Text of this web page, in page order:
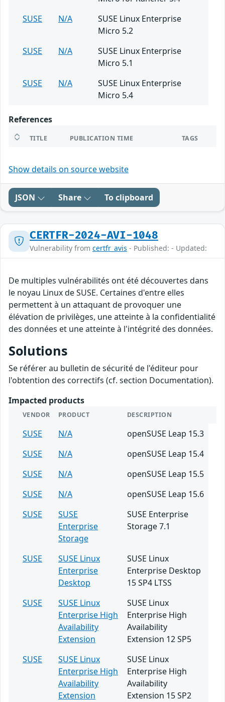
SUSE
N/A
SUSE Linux Enterprise
Micro 5.2
SUSE
N/A
SUSE Linux Enterprise
Micro 5.1
SUSE
N/A
SUSE Linux Enterprise
Micro 5.4
References
TITLE PUBLICATION TIME TAGS
Show details on source website
JSON Share To clipboard
CERTFR-2024-AVI-1048
Vulnerability from certfr_avis - Published: - Updated:
De multiples vulnérabilités ont été découvertes dans
le noyau Linux de SUSE. Certaines d'entre elles
permettent à un attaquant de provoquer une
élévation de privilèges, une atteinte à la confidentialité
des données et une atteinte à l'intégrité des données.
Solutions
Se référer au bulletin de sécurité de l'éditeur pour
l'obtention des correctifs (cf. section Documentation).
Impacted products
VENDOR PRODUCT DESCRIPTION
SUSE N/A
openSUSE Leap 15.3
SUSE
N/A
openSUSE Leap 15.4
SUSE
N/A
openSUSE Leap 15.5
SUSE
N/A
openSUSE Leap 15.6
SUSE
SUSE
Enterprise
Storage
SUSE Enterprise
Storage 7.1
SUSE
SUSE Linux
Enterprise
Desktop
SUSE Linux
Enterprise Desktop
15 SP4 LTSS
SUSE
SUSE Linux
Enterprise High
Availability
Extension
SUSE Linux
Enterprise High
Availability
Extension 12 SP5
SUSE
SUSE Linux
Enterprise High
Availability
Extension
SUSE Linux
Enterprise High
Availability
Extension 15 SP2